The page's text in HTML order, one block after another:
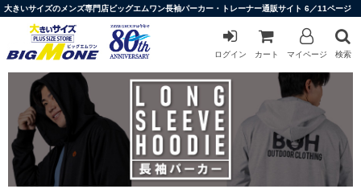
大きいサイズのメンズ専門店ビッグエムワン長袖パーカー・トレーナー通販サイト 6／11ページ
ログイン カート マイページ 検索